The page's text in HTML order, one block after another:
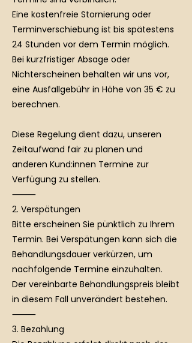
Eine kostenfreie Stornierung oder
Terminverschiebung ist bis spätestens
24 Stunden vor dem Termin möglich.
Bei kurzfristiger Absage oder
Nichterscheinen behalten wir uns vor,
eine Ausfallgebühr in Höhe von 35 € zu
berechnen.
Diese Regelung dient dazu, unseren
Zeitaufwand fair zu planen und
anderen Kund:innen Termine zur
Verfügung zu stellen.
⸻
2. Verspätungen
Bitte erscheinen Sie pünktlich zu Ihrem
Termin. Bei Verspätungen kann sich die
Behandlungsdauer verkürzen, um
nachfolgende Termine einzuhalten.
Der vereinbarte Behandlungspreis bleibt
in diesem Fall unverändert bestehen.
⸻
3. Bezahlung